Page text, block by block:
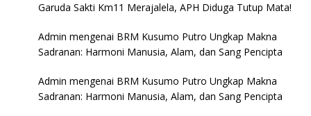
Garuda Sakti Km11 Merajalela, APH Diduga Tutup Mata!
Admin mengenai BRM Kusumo Putro Ungkap Makna
Sadranan: Harmoni Manusia, Alam, dan Sang Pencipta
Admin mengenai BRM Kusumo Putro Ungkap Makna
Sadranan: Harmoni Manusia, Alam, dan Sang Pencipta